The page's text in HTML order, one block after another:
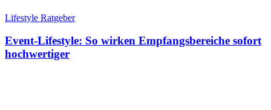
Lifestyle Ratgeber
Event-Lifestyle: So wirken Empfangsbereiche sofort
hochwertiger